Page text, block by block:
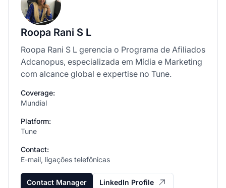
Roopa Rani S L
Roopa Rani S L gerencia o Programa de Afiliados
Adcanopus, especializada em Mídia e Marketing
com alcance global e expertise no Tune.
Coverage:
Mundial
Platform:
Tune
Contact:
E-mail, ligações telefônicas
Contact Manager LinkedIn Profile